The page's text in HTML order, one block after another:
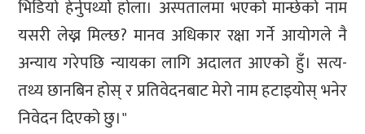
भिडियो हेर्नुपर्थ्यो होला। अस्पतालमा भएको मान्छेको नाम
यसरी लेख्न मिल्छ? मानव अधिकार रक्षा गर्ने आयोगले नै
अन्याय गरेपछि न्यायका लागि अदालत आएको हुँ। सत्य-
तथ्य छानबिन होस् र प्रतिवेदनबाट मेरो नाम हटाइयोस् भनेर
निवेदन दिएको छु।"